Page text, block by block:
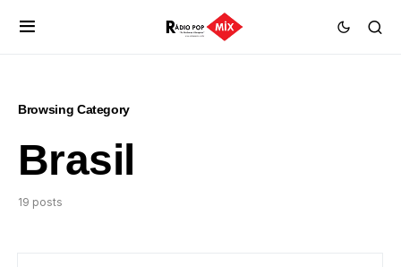
Browsing Category
Brasil
19 posts